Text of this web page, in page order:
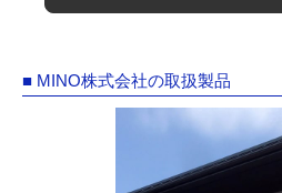
■ MINO株式会社の取扱製品